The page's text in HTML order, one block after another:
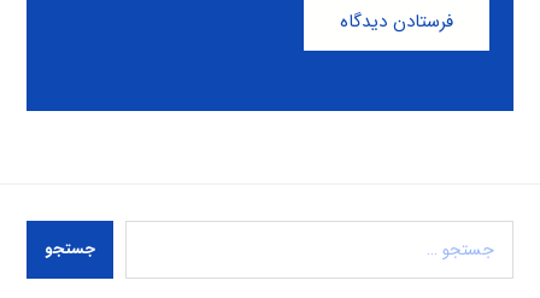
فرستادن دیدگاه
جستجو